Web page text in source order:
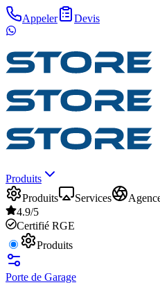
Appeler Devis
Produits
Produits
Services
4.9/5
Certifié RGE
Produits
Porte de Garage